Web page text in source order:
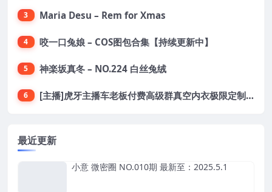
3 Maria Desu – Rem for Xmas
4 咬一口兔娘 – COS图包合集【持续更新中】
5 神楽坂真冬 – NO.224 白丝兔绒
6 [主播]虎牙主播车老板付费高级群真空内衣极限定制8分19
最近更新
小意 微密圈 NO.010期 最新至：2025.5.1